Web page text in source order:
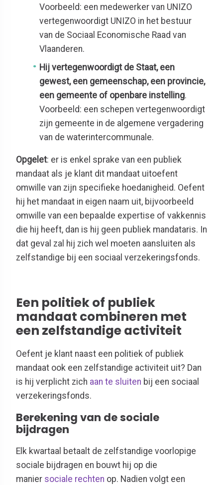
Voorbeeld: een medewerker van UNIZO
vertegenwoordigt UNIZO in het bestuur
van de Sociaal Economische Raad van
Vlaanderen.
Hijvertegenwoordigt de Staat, een
gewest, een gemeenschap, een provincie,
een gemeente of openbare instelling.
Voorbeeld: een schepen vertegenwoordigt
zijn gemeente in de algemene vergadering
van de waterintercommunale.
Opgelet: er is enkel sprake van een publiek
mandaat als je klant dit mandaat uitoefent
omwille van zijn specifieke hoedanigheid. Oefent
hij het mandaat in eigen naam uit, bijvoorbeeld
omwille van een bepaalde expertise of vakkennis
die hij heeft, dan is hij geen publiek mandataris. In
dat geval zal hij zich wel moeten aansluiten als
zelfstandige bij een sociaal verzekeringsfonds.
Een politiek of publiek
mandaat combineren met
een zelfstandige activiteit
Oefent je klant naast een politiek of publiek
mandaat ook een zelfstandige activiteit uit? Dan
is hij verplicht zich aan te sluiten bij een sociaal
verzekeringsfonds.
Berekening van de sociale
bijdragen
Elk kwartaal betaalt de zelfstandige voorlopige
sociale bijdragen en bouwt hij op die
manier sociale rechten op. Nadien volgt een